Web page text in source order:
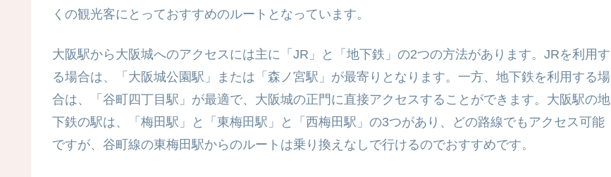
くの観光客にとっておすすめのルートとなっています。
大阪駅から大阪城へのアクセスには主に「JR」と「地下鉄」の2つの方法があります。JRを利用す
る場合は、「大阪城公園駅」または「森ノ宮駅」が最寄りとなります。一方、地下鉄を利用する場
合は、「谷町四丁目駅」が最適で、大阪城の正門に直接アクセスすることができます。大阪駅の地
下鉄の駅は、「梅田駅」と「東梅田駅」と「西梅田駅」の3つがあり、どの路線でもアクセス可能
ですが、谷町線の東梅田駅からのルートは乗り換えなしで行けるのでおすすめです。